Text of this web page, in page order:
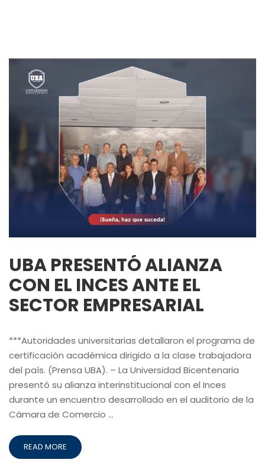
UBA PRESENTÓ ALIANZA
CON EL INCES ANTE EL
SECTOR EMPRESARIAL
***Autoridades universitarias detallaron el programa de
certificación académica dirigido a la clase trabajadora
del país. (Prensa UBA). – La Universidad Bicentenaria
presentó su alianza interinstitucional con el Inces
durante un encuentro desarrollado en el auditorio de la
Cámara de Comercio …
READ MORE